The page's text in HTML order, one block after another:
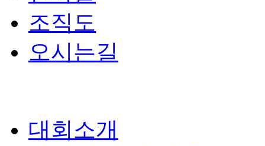
조직도
오시는길
대회소개